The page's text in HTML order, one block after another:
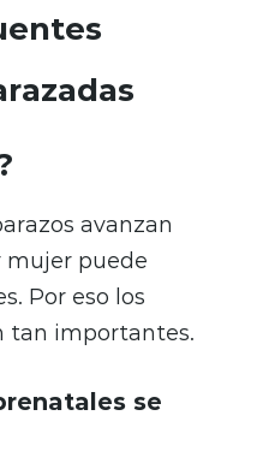
avanzan
puede
Por eso los
tan importantes.
se